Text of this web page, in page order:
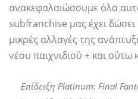
ανακεφαλαιώσουμε όλα
subfranchise μας έχει δώσει
μικρές αλλαγές της
νέου παιχνιδιού + και ούτω
Επίδειξη Platinum: Final